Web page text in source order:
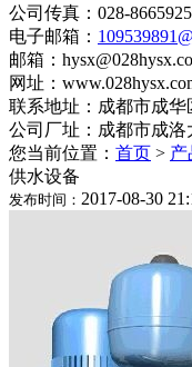
公司传真：028-
电子邮箱：
邮箱：
网址：
联系地址：成都市成华
公司厂址：成都市成洛
您当前位置： 首页 > 产
供水设备
发布时间： 2017-08-30